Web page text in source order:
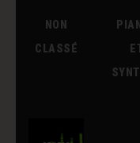
NON
CLASSÉ